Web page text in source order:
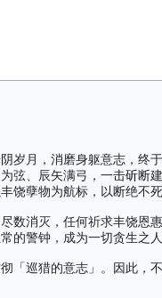
岁月，消磨身躯意志，终
弦、辰矢满弓，一击斫断
饶孽物为航标，以断绝不
数消灭，任何祈求丰饶恩
的警钟，成为一切贪生之人
「巡猎的意志」。因此，